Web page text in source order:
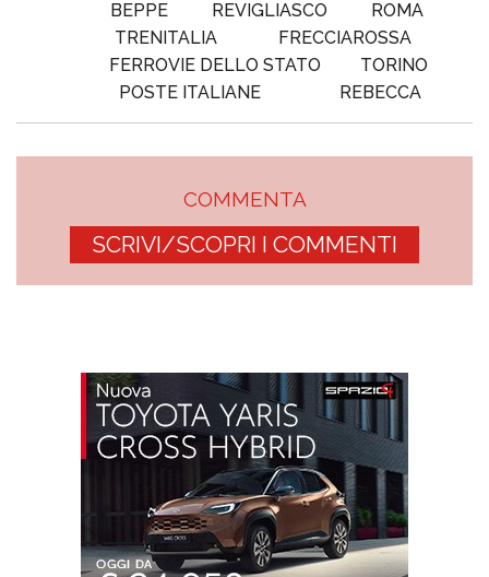
BEPPE
REVIGLIASCO
ROMA
TRENITALIA
FRECCIAROSSA
FERROVIE DELLO STATO
TORINO
POSTE ITALIANE
REBECCA
COMMENTA
SCRIVI/SCOPRI I COMMENTI